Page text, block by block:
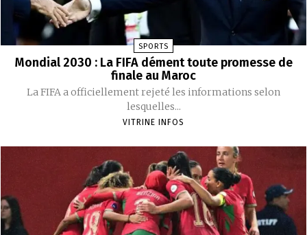
SPORTS
Mondial 2030 : La FIFA dément toute promesse de
finale au Maroc
La FIFA a officiellement rejeté les informations selon
lesquelles...
VITRINE INFOS